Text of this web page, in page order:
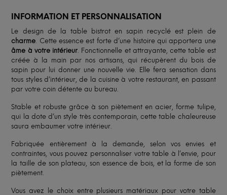
INFORMATION ET PERSONNALISATION
Le design de la table bistrot en sapin recyclé est plein de
charme . Cette essence est forte d’une histoire qui apportera une
âme à votre intérieur . Fonctionnelle et attrayante, cette table est
créée à la main par nos artisans, qui récupèrent du bois de
sapin pour lui donner une nouvelle vie. Elle fera sensation dans
tous styles d’intérieur, de la cuisine à votre restaurant, en passant
par votre coin détente au bureau.
Stable et robuste grâce à son piètement en acier, forme tulipe,
qui la dote d’un style très contemporain, cette table chaleureuse
saura embaumer votre intérieur.
Fabriquée entièrement à la demande, selon vos envies et
contraintes, vous pouvez personnaliser votre table à l’envie, pour
la taille de son plateau, son essence de bois, et la forme de son
piètement.
Vous avez le choix entre plusieurs matériaux pour votre table